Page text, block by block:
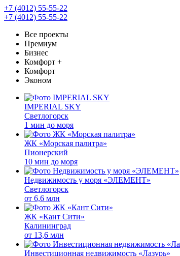
+7 (4012) 55-55-22
+7 (4012) 55-55-22
Все проекты
Премиум
Бизнес
Комфорт +
Комфорт
Эконом
IMPERIAL SKY
Светлогорск
1 мин до моря
ЖК «Морская палитра»
Пионерский
10 мин до моря
Недвижимость у моря «ЭЛЕМЕНТ»
Светлогорск
от 6,6 млн
ЖК «Кант Сити»
Калининград
от 13,6 млн
Инвестиционная недвижимость «Лазурь»